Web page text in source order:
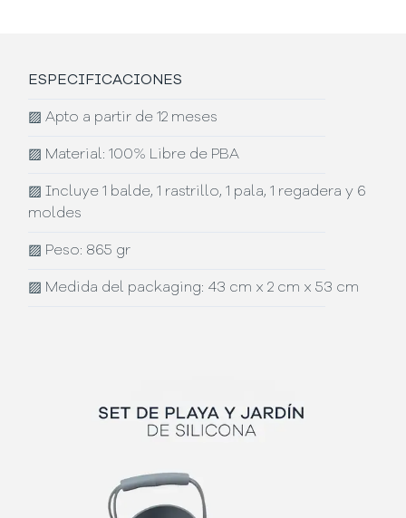
ESPECIFICACIONES
▨ Apto a partir de 12 meses
▨ Material: 100% Libre de PBA
▨ Incluye 1 balde, 1 rastrillo, 1 pala, 1 regadera y 6
moldes
▨ Peso: 865 gr
▨ Medida del packaging: 43 cm x 2 cm x 53 cm